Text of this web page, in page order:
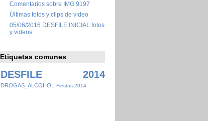
Comentarios sobre IMG 9197
Últimas fotos y clips de video
05/06/2016 DESFILE INICIAL fotos
y videos
Etiquetas comunes
DESFILE 2014
DROGAS_ALCOHOL Fiestas 2014